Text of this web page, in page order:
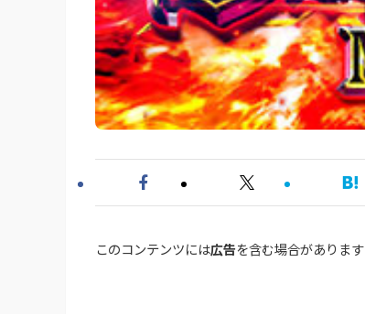
このコンテンツには広告を含む場合があります